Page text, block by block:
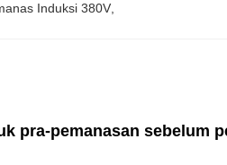
Induksi 380V,
pra-pemanasan sebelum